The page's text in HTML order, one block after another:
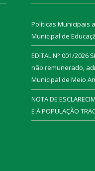
Políticas Municipais
Municipal de
EDITAL N° 001/2026
não remunerado,
Municipal de Meio
NOTA DE
E À POPULAÇÃO